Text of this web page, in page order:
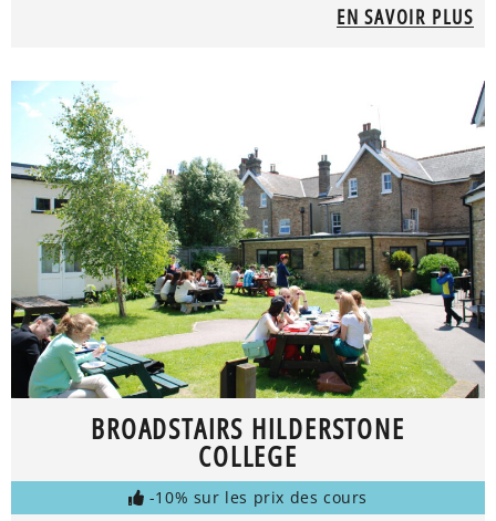
EN SAVOIR PLUS
BROADSTAIRS HILDERSTONE
COLLEGE
-10% sur les prix des cours